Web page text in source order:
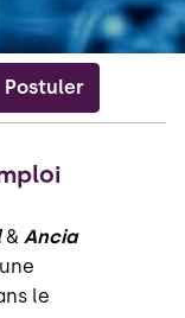
Postuler
& Ancia
le